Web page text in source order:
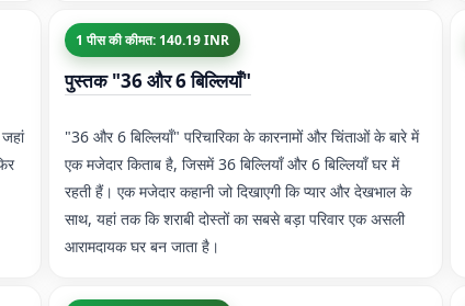
1 पीस की कीमत: 140.19 INR
पुस्तक "36 और 6 बिल्लियाँ"
"36 और 6 बिल्लियाँ" परिचारिका के कारनामों और चिंताओं के बारे में
एक मजेदार किताब है, जिसमें 36 बिल्लियाँ और 6 बिल्लियाँ घर में
रहती हैं। एक मजेदार कहानी जो दिखाएगी कि प्यार और देखभाल के
साथ, यहां तक कि शराबी दोस्तों का सबसे बड़ा परिवार एक असली
आरामदायक घर बन जाता है।